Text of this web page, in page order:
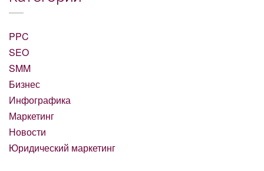
PPC
SEO
SMM
Бизнес
Инфографика
Маркетинг
Новости
Юридический маркетинг